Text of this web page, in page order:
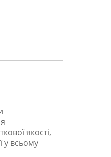
якості,
у всьому